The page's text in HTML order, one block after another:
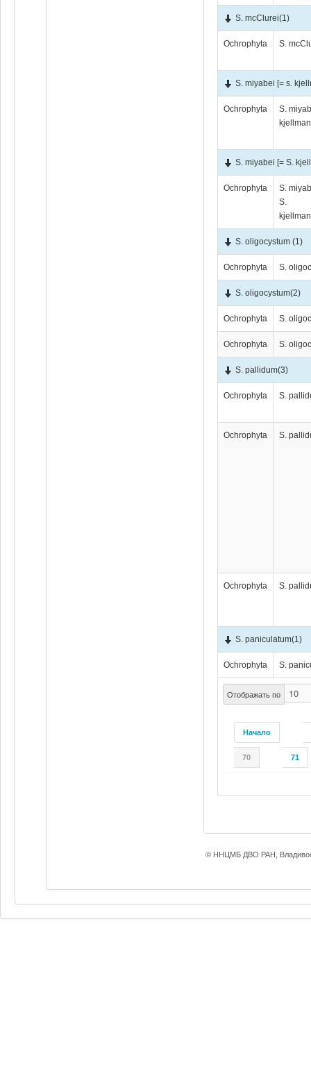
Отображать по
Начало
70 71
S. mcClurei(1)
Ochrophyta S.
S. miyabei [= s.
Ochrophyta
S.
S. miyabei [= S.
Ochrophyta
S.
S.
S. oligocystum(1)
Ochrophyta S.
S. oligocystum(2)
Ochrophyta S.
Ochrophyta S.
S. pallidum(3)
Ochrophyta S.
Ochrophyta S.
Ochrophyta S.
S. paniculatum(1)
Ochrophyta S.
© ННЦМБ ДВО РАН,